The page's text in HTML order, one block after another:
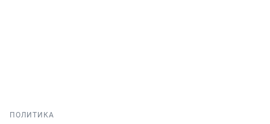
ПОЛИТИКА